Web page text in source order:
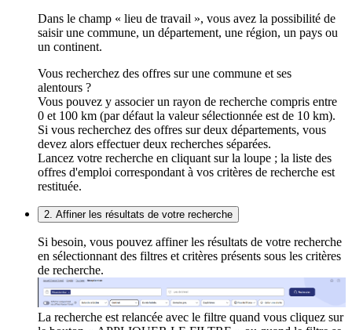
Dans le champ « lieu de travail », vous avez la possibilité de
saisir une commune, un département, une région, un pays ou
un continent.
Vous recherchez des offres sur une commune et ses
alentours ?
Vous pouvez y associer un rayon de recherche compris entre
0 et 100 km (par défaut la valeur sélectionnée est de 10 km).
Si vous recherchez des offres sur deux départements, vous
devez alors effectuer deux recherches séparées.
Lancez votre recherche en cliquant sur la loupe ; la liste des
offres d'emploi correspondant à vos critères de recherche est
restituée.
2. Affiner les résultats de votre recherche
Si besoin, vous pouvez affiner les résultats de votre recherche
en sélectionnant des filtres et critères présents sous les critères
de recherche.
La recherche est relancée avec le filtre quand vous cliquez sur